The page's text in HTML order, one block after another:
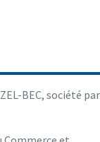
BEC, société par